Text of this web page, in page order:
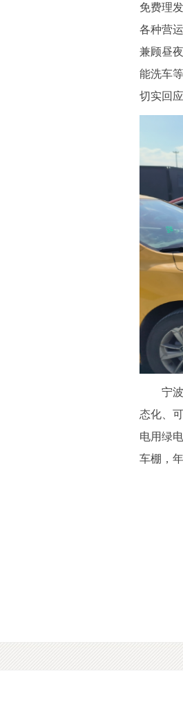
免费理
各种营
兼顾昼
能洗车
切实回
宁波分
态化、
电用绿
车棚，